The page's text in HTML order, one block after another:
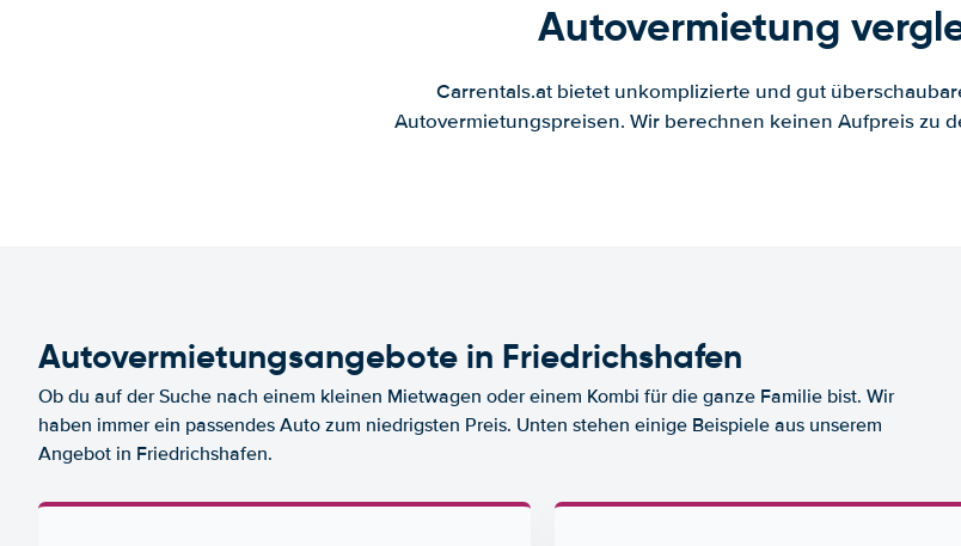
Autovermietung
Carrentals.at bietet unkomplizierte und gut
Autovermietungspreisen. Wir berechnen keinen Aufpreis zu
Autovermietungsangebote in Friedrichshafen
Ob du auf der Suche nach einem kleinen Mietwagen oder einem Kombi für die ganze Familie bist. Wir
haben immer ein passendes Auto zum niedrigsten Preis. Unten stehen einige Beispiele aus unserem
Angebot in Friedrichshafen.